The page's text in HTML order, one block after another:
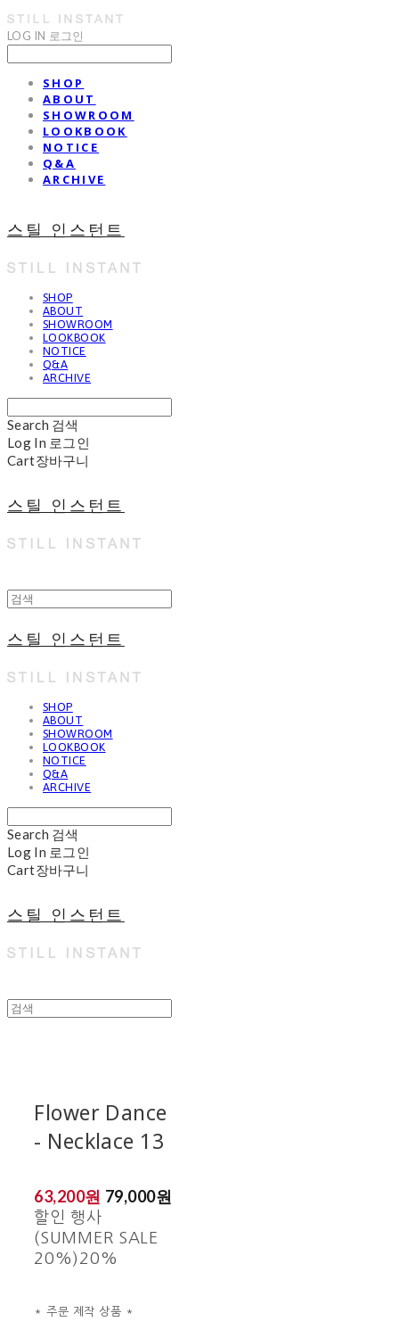
LOG IN 로그인
SHOP
ABOUT
SHOWROOM
LOOKBOOK
NOTICE
Q&A
ARCHIVE
스틸 인스턴트
SHOP
ABOUT
SHOWROOM
LOOKBOOK
NOTICE
Q&A
ARCHIVE
Search 검색
Log In 로그인
Cart장바구니
스틸 인스턴트
스틸 인스턴트
SHOP
ABOUT
SHOWROOM
LOOKBOOK
NOTICE
Q&A
ARCHIVE
Search 검색
Log In 로그인
Cart장바구니
스틸 인스턴트
Flower Dance
- Necklace 13
63,200원 79,000원
할인 행사
(SUMMER SALE
20%) 20%
* 주문 제작 상품 *